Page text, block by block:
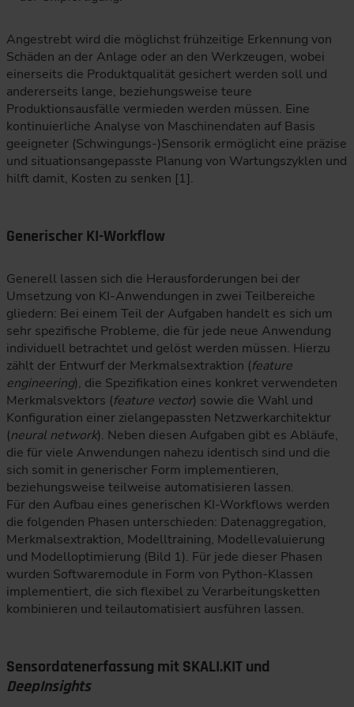
Angestrebt wird die möglichst frühzeitige Erkennung von
Schäden an der Anlage oder an den Werkzeugen, wobei
einerseits die Produktqualität gesichert werden soll und
andererseits lange, beziehungsweise teure
Produktionsausfälle vermieden werden müssen. Eine
kontinuierliche Analyse von Maschinendaten auf Basis
geeigneter (Schwingungs-)Sensorik ermöglicht eine präzise
und situationsangepasste Planung von Wartungszyklen und
hilft damit, Kosten zu senken [1].
Generischer KI-Workflow
Generell lassen sich die Herausforderungen bei der
Umsetzung von KI-Anwendungen in zwei Teilbereiche
gliedern: Bei einem Teil der Aufgaben handelt es sich um
sehr spezifische Probleme, die für jede neue Anwendung
individuell betrachtet und gelöst werden müssen. Hierzu
zählt der Entwurf der Merkmalsextraktion (feature
engineering), die Spezifikation eines konkret verwendeten
Merkmalsvektors (feature vector) sowie die Wahl und
Konfiguration einer zielangepassten Netzwerkarchitektur
(neural network). Neben diesen Aufgaben gibt es Abläufe,
die für viele Anwendungen nahezu identisch sind und die
sich somit in generischer Form implementieren,
beziehungsweise teilweise automatisieren lassen.
Für den Aufbau eines generischen KI-Workflows werden
die folgenden Phasen unterschieden: Datenaggregation,
Merkmalsextraktion, Modelltraining, Modellevaluierung
und Modelloptimierung (Bild 1). Für jede dieser Phasen
wurden Softwaremodule in Form von Python-Klassen
implementiert, die sich flexibel zu Verarbeitungsketten
kombinieren und teilautomatisiert ausführen lassen.
Sensordatenerfassung mit SKALI.KIT und
DeepInsights